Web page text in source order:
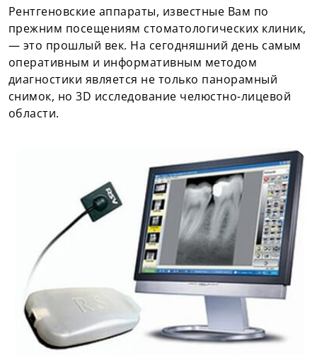
Рентгеновские аппараты, известные Вам по
прежним посещениям стоматологических клиник,
— это прошлый век. На сегодняшний день самым
оперативным и информативным методом
диагностики является не только панорамный
снимок, но 3D исследование челюстно-лицевой
области.